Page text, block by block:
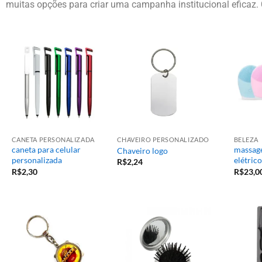
muitas opções para criar uma campanha institucional eficaz.
CANETA PERSONALIZADA
caneta para celular
personalizada
R$2,30
CHAVEIRO PERSONALIZADO
Chaveiro logo
R$2,24
BELEZA
elétrico
R$